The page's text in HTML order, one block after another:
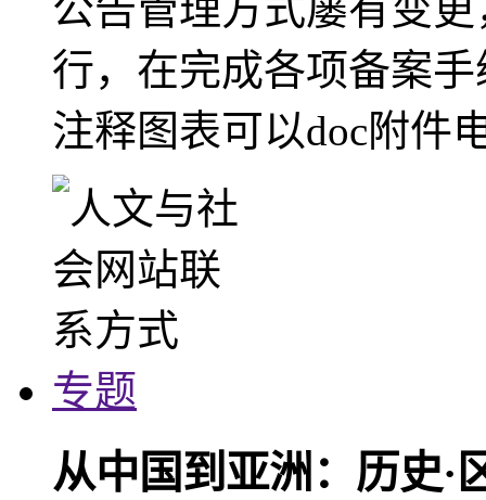
行，在完成各项备案
注释图表可以doc附件
专题
从中国到亚洲：历史·